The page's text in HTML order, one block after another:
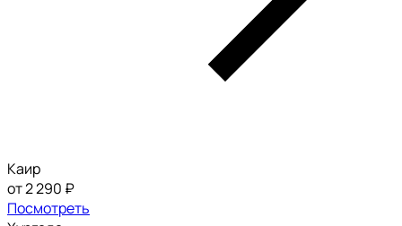
Каир
от 2 290 ₽
Посмотреть